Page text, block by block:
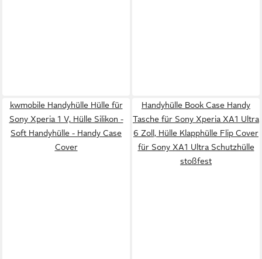
kwmobile Handyhülle Hülle für
Sony Xperia 1 V, Hülle Silikon -
Soft Handyhülle - Handy Case
Cover
Handyhülle Book Case Handy
Tasche für Sony Xperia XA1 Ultra
6 Zoll, Hülle Klapphülle Flip Cover
für Sony XA1 Ultra Schutzhülle
stoßfest